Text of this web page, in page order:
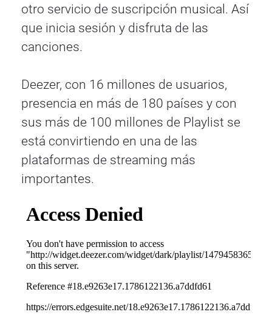
otro servicio de suscripción musical. Así
que inicia sesión y disfruta de las
canciones.
Deezer, con 16 millones de usuarios,
presencia en más de 180 países y con
sus más de 100 millones de Playlist se
está convirtiendo en una de las
plataformas de streaming más
importantes.